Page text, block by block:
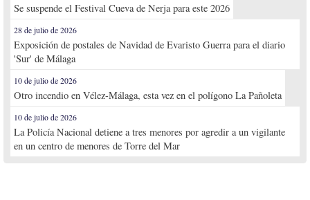
Se suspende el Festival Cueva de Nerja para este 2026
28 de julio de 2026
Exposición de postales de Navidad de Evaristo Guerra para el diario
'Sur' de Málaga
10 de julio de 2026
Otro incendio en Vélez-Málaga, esta vez en el polígono La Pañoleta
10 de julio de 2026
La Policía Nacional detiene a tres menores por agredir a un vigilante
en un centro de menores de Torre del Mar